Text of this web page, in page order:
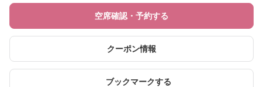
空席確認・予約する
クーポン情報
ブックマークする